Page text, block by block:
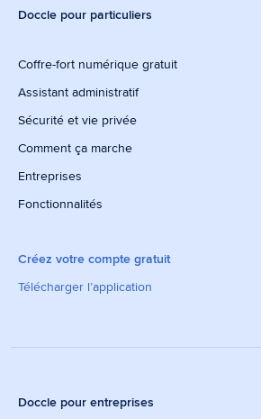
Doccle pour particuliers
Coffre-fort numérique gratuit
Assistant administratif
Sécurité et vie privée
Comment ça marche
Entreprises
Fonctionnalités
Créez votre compte gratuit
Télécharger l’application
Doccle pour entreprises